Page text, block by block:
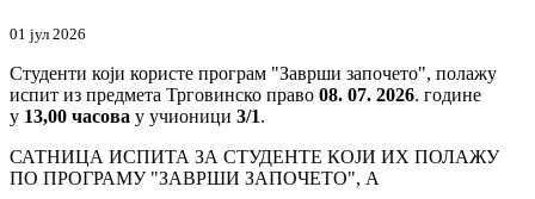
01 јул 2026
Студенти који користе програм "Заврши започето", полажу
испит из предмета Трговинско право 08. 07. 2026. године
у 13,00 часова у учионици 3/1.
САТНИЦА ИСПИТА ЗА СТУДЕНТЕ КОЈИ ИХ ПОЛАЖУ
ПО ПРОГРАМУ "ЗAВРШИ ЗAПОЧЕТО", А